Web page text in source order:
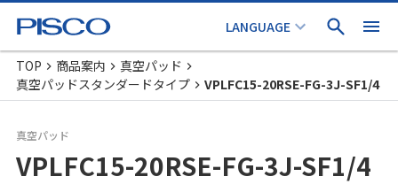
TOP 商品案内
真空パッド
真空パッドスタンダードタイプ
VPLFC15-20RSE-FG-3J-SF1/4
真空パッド
VPLFC15-20RSE-FG-3J-SF1/4